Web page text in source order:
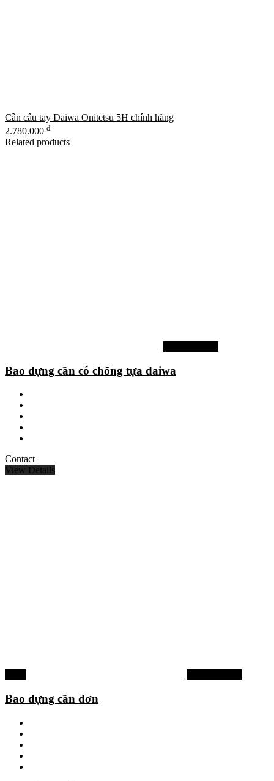
Cần câu tay Daiwa Onitetsu 5H chính hãng
2.780.000 đ
Related products
Bao đựng cần có chống tựa daiwa
Contact
View Details
Bao đựng cần đơn